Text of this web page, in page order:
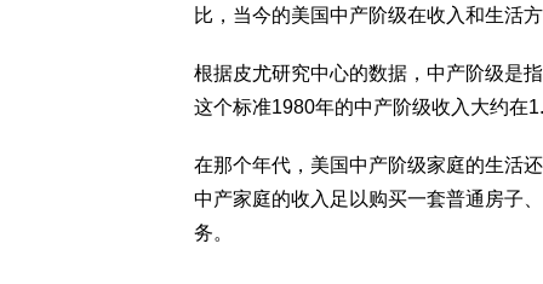
比，当今的美国中产阶级在收入和生活
根据皮尤研究中心的数据，中产阶级是
这个标准1980年的中产阶级收入大约在
在那个年代，美国中产阶级家庭的生活
中产家庭的收入足以购买一套普通房子
务。